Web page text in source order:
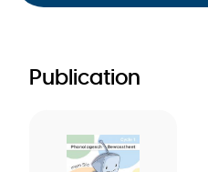
Publication